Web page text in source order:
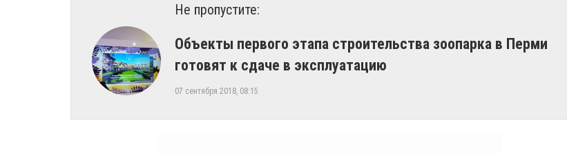
Не пропустите:
Объекты первого этапа строительства зоопарка в Перми
готовят к сдаче в эксплуатацию
07 сентября 2018, 08:15